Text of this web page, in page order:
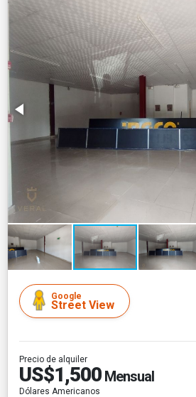
Google
Street View
Precio de alquiler
US$1,500 Mensual
Dólares Americanos